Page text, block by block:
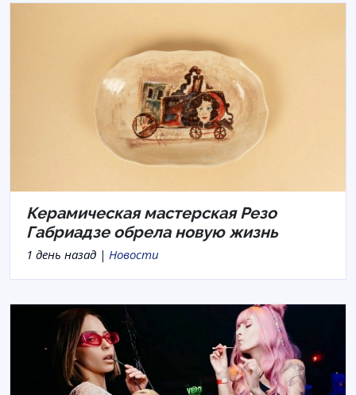
Керамическая мастерская Резо
Габриадзе обрела новую жизнь
1 день назад | Новости